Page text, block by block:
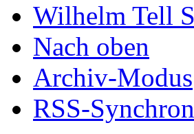
Wilhelm Tell
Nach oben
Archiv-Modus
RSS-